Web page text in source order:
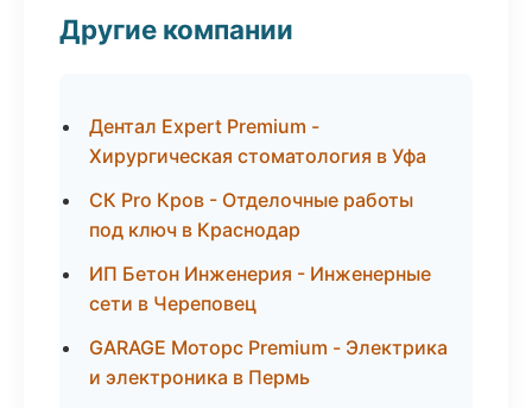
Другие компании
Дентал Expert Premium -
Хирургическая стоматология в Уфа
СК Pro Кров - Отделочные работы
под ключ в Краснодар
ИП Бетон Инженерия - Инженерные
сети в Череповец
GARAGE Моторс Premium - Электрика
и электроника в Пермь